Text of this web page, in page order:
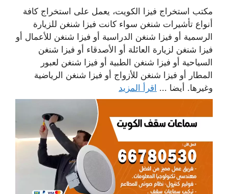
مكتب استخراج فيزا الكويت، يعمل على استخراج كافة
أنواع تأشيرات شنغن سواء كانت فيزا شنغن للزيارة
الرسمية أو فيزا شنغن الدراسية أو فيزا شنغن للأعمال أو
فيزا شنغن لزيارة العائلة أو الأصدقاء أو فيزا شنغن
السياحية أو فيزا شنغن الطبية أو فيزا شنغن لعبور
المطار أو فيزا شنغن للأزواج أو فيزا شنغن الرياضية
وغيرها. أيضا ... اقرأ المزيد